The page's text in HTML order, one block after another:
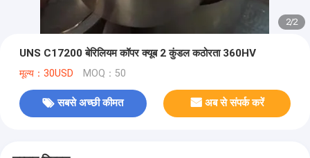
2/2
UNS C17200 बेरिलियम कॉपर क्यूब 2 कुंडल कठोरता 360HV
मूल्य：30USD MOQ：50
सबसे अच्छी कीमत अब से संपर्क करें